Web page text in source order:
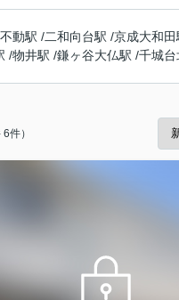
動駅 /二和向台駅 /京成大和田
/物井駅 /鎌ヶ谷大仏駅 /千城台
件）